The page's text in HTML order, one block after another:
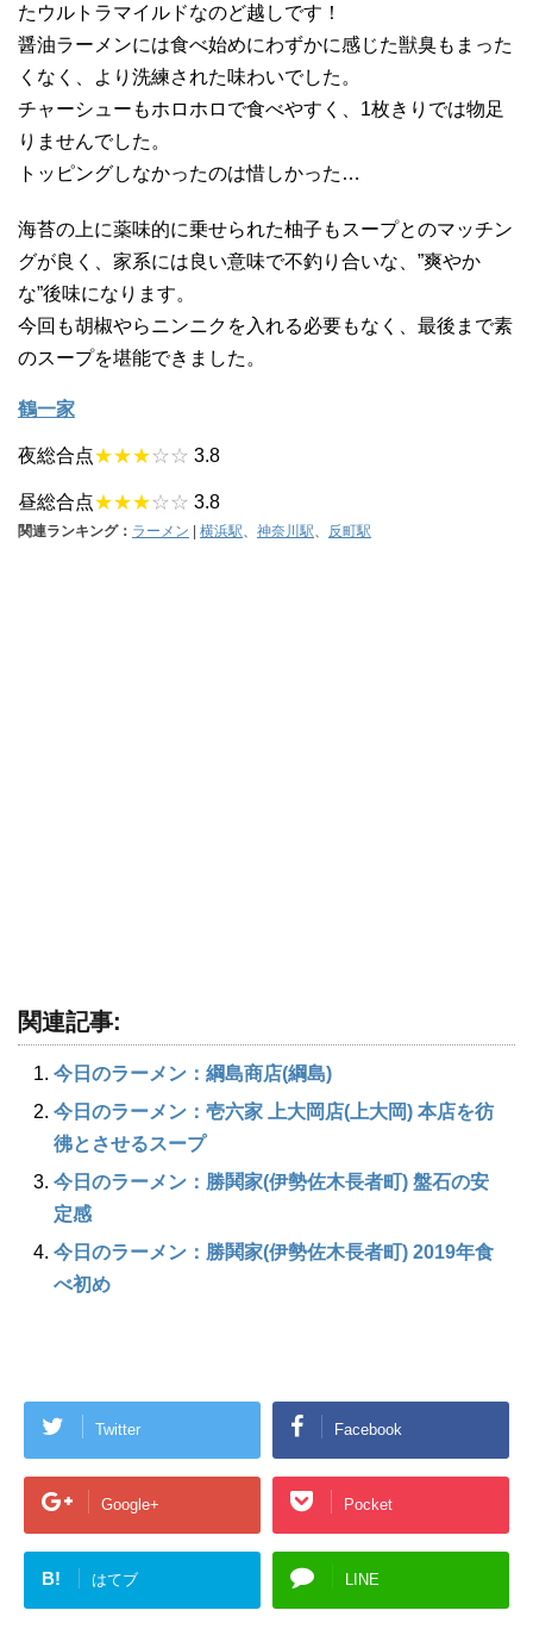
たウルトラマイルドなのど越しです！
醤油ラーメンには食べ始めにわずかに感じた獣臭もまった
くなく、より洗練された味わいでした。
チャーシューもホロホロで食べやすく、1枚きりでは物足
りませんでした。
トッピングしなかったのは惜しかった…
海苔の上に薬味的に乗せられた柚子もスープとのマッチン
グが良く、家系には良い意味で不釣り合いな、”爽やか
な”後味になります。
今回も胡椒やらニンニクを入れる必要もなく、最後まで素
のスープを堪能できました。
鶴一家
夜総合点★★★☆☆ 3.8
昼総合点★★★☆☆ 3.8
関連ランキング： ラーメン | 横浜駅 神奈川駅 反町駅
関連記事:
今日のラーメン：綱島商店(綱島)
今日のラーメン：壱六家 上大岡店(上大岡) 本店を彷
彿とさせるスープ
今日のラーメン：勝鬨家(伊勢佐木長者町) 盤石の安
定感
今日のラーメン：勝鬨家(伊勢佐木長者町) 2019年食
べ初め
Twitter Facebook
Google+ Pocket
B! はてブ LINE